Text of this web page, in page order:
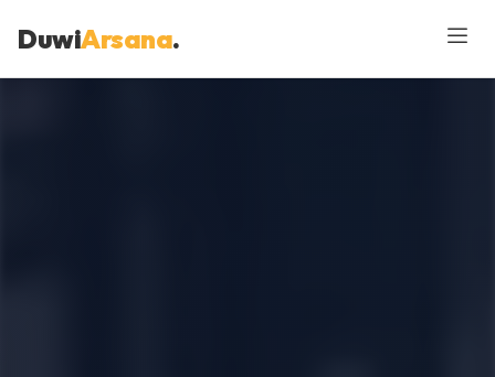
DuwiArsana.